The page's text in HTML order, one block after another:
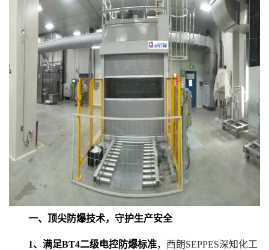
一、顶尖防爆技术，守护生产安全
1、满足BT4二级电控防爆标准， 西朗SEPPES深知化工